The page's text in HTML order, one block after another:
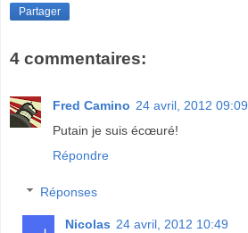
Partager
4 commentaires:
Fred Camino 24 avril, 2012 09:09
Putain je suis écœuré!
Répondre
Réponses
Nicolas 24 avril, 2012 10:49